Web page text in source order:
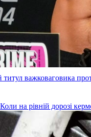
титул важковаговика
Коли на рівній дорозі